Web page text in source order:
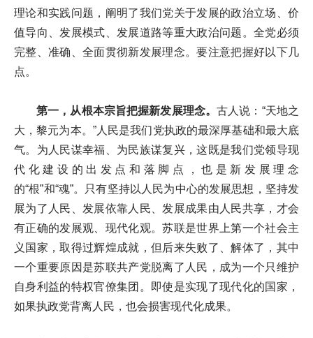
理论和实践问题，阐明了我们党关于发展的政治立场、价
值导向、发展模式、发展道路等重大政治问题。全党必须
完整、准确、全面贯彻新发展理念。要注意把握好以下几
点。
第一，从根本宗旨把握新发展理念。古人说：“天地之
大，黎元为本。”人民是我们党执政的最深厚基础和最大底
气。为人民谋幸福、为民族谋复兴，这既是我们党领导现
代化建设的出发点和落脚点，也是新发展理念
的“根”和“魂”。只有坚持以人民为中心的发展思想，坚持发
展为了人民、发展依靠人民、发展成果由人民共享，才会
有正确的发展观、现代化观。苏联是世界上第一个社会主
义国家，取得过辉煌成就，但后来失败了、解体了，其中
一个重要原因是苏联共产党脱离了人民，成为一个只维护
自身利益的特权官僚集团。即使是实现了现代化的国家，
如果执政党背离人民，也会损害现代化成果。